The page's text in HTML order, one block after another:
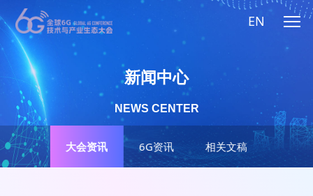
EN
大会资讯 6G资讯 相关文稿
新闻中心
NEWS CENTER